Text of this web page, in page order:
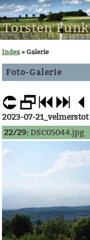
Torsten Funk
Index» Galerie
Foto-Galerie
2023-07-21_velmerstot
22/29: DSC05044.jpg